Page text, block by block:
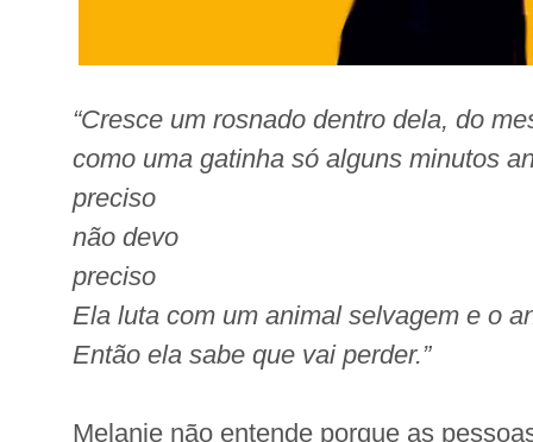
“Cresce um rosnado dentro dela, do
como uma gatinha só alguns minutos
preciso
não devo
preciso
Ela luta com um animal selvagem e o
Então ela sabe que vai perder.”
Melanie não entende porque as